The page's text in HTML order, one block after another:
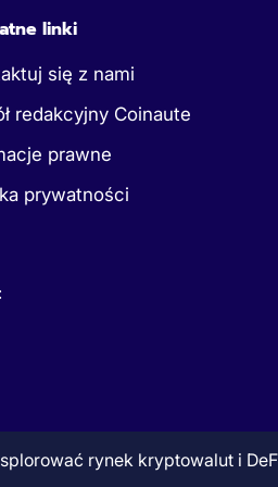
linki
się z nami
redakcyjny Coinaute
prawne
prywatności
rynek kryptowalut i